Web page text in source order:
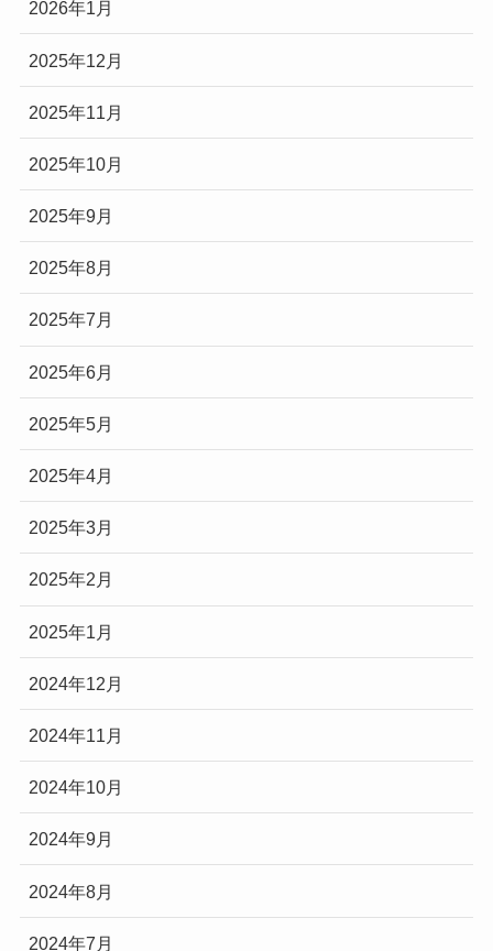
2026年1月
2025年12月
2025年11月
2025年10月
2025年9月
2025年8月
2025年7月
2025年6月
2025年5月
2025年4月
2025年3月
2025年2月
2025年1月
2024年12月
2024年11月
2024年10月
2024年9月
2024年8月
2024年7月